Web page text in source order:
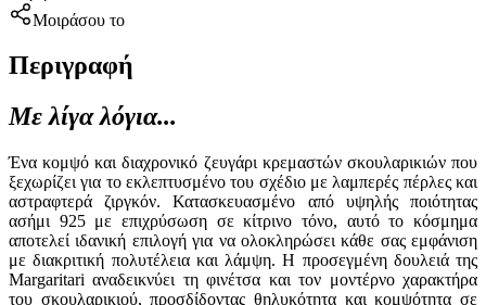
Μοιράσου το
Περιγραφή
Με λίγα λόγια...
Ένα κομψό και διαχρονικό ζευγάρι κρεμαστών σκουλαρικιών που
ξεχωρίζει για το εκλεπτυσμένο του σχέδιο με λαμπερές πέρλες και
αστραφτερά ζιργκόν. Κατασκευασμένο από υψηλής ποιότητας
ασήμι 925 με επιχρύσωση σε κίτρινο τόνο, αυτό το κόσμημα
αποτελεί ιδανική επιλογή για να ολοκληρώσει κάθε σας εμφάνιση
με διακριτική πολυτέλεια και λάμψη. Η προσεγμένη δουλειά της
Margaritari αναδεικνύει τη φινέτσα και τον μοντέρνο χαρακτήρα
του σκουλαρικιού, προσδίδοντας θηλυκότητα και κομψότητα σε